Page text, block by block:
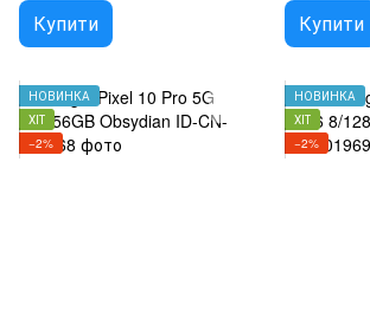
Купити Купити
НОВИНКА
ХІТ
−2%
НОВИНКА
ХІТ
−2%